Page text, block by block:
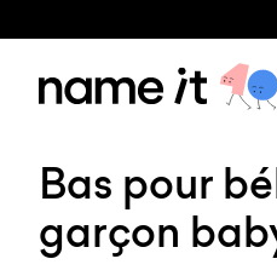
Bas pour
garçon